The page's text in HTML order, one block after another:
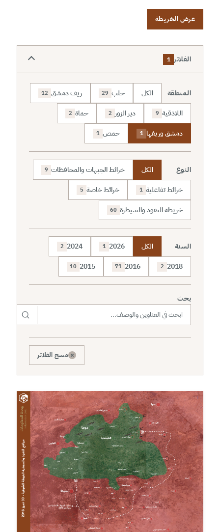
عرض الخريطة
الفلاتر 1
المنطقة الكل حلب 29 ريف دمشق 12
اللاذقية 9 دير الزور 2 حماة 2
دمشق وريفها 1 حمص 1
النوع الكل خرائط الجبهات والمحافظات 9
خرائط تفاعلية 1 خرائط خاصة 5
خريطة النفوذ والسيطرة 60
السنة الكل 2026
1
2024
2
2018
2
2016
71
2015
10
بحث
× مسح الفلاتر